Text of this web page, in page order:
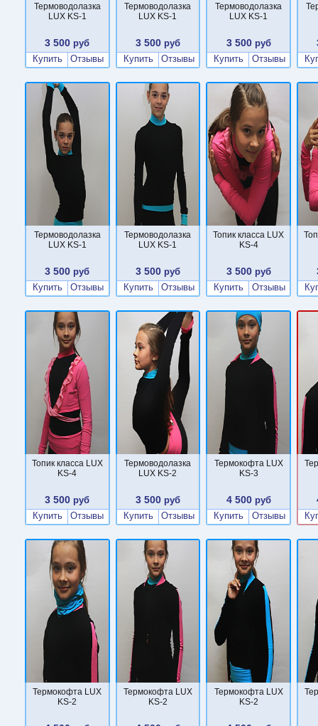
Термоводолазка
LUX KS-1
3 500 руб
Купить
Отзывы
Термоводолазка
LUX KS-1
3 500 руб
Купить
Отзывы
Термоводолазка
LUX KS-1
3 500руб
Купить
Отзывы
Термоводолазка
LUX KS-1
3 500 руб
Купить
Отзывы
Термоводолазка
LUX KS-1
3 500 руб
Купить
Отзывы
Топик класса LUX
KS-4
3 500руб
Купить
Отзывы
Топик класса LUX
KS-4
3 500 руб
Купить
Отзывы
Термоводолазка
LUX KS-2
3 500 руб
Купить
Отзывы
Термокофта LUX
KS-3
4 500руб
Купить
Отзывы
Термокофта LUX
KS-2
Термокофта LUX
KS-2
Термокофта LUX
KS-2